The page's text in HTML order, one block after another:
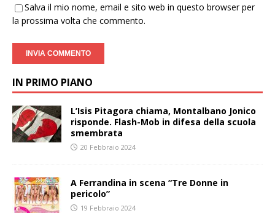
Salva il mio nome, email e sito web in questo browser per
la prossima volta che commento.
IN PRIMO PIANO
L’Isis Pitagora chiama, Montalbano Jonico
risponde. Flash-Mob in difesa della scuola
smembrata
20 Febbraio 2024
A Ferrandina in scena “Tre Donne in
pericolo”
19 Febbraio 2024